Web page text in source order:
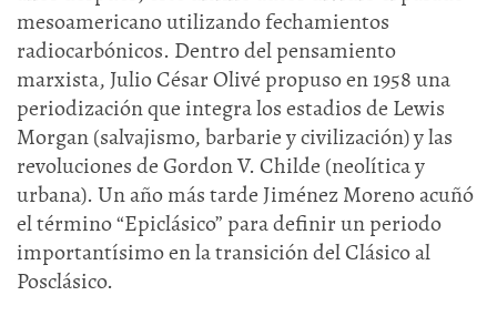
mesoamericano utilizando fechamientos
radiocarbónicos. Dentro del pensamiento
marxista, Julio César Olivé propuso en 1958 una
periodización que integra los estadios de Lewis
Morgan (salvajismo, barbarie y civilización) y las
revoluciones de Gordon V. Childe (neolítica y
urbana). Un año más tarde Jiménez Moreno acuñó
el término “Epiclásico” para definir un periodo
importantísimo en la transición del Clásico al
Posclásico.